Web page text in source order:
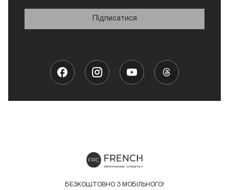
Підписатися
БЕЗКОШТОВНО З МОБІЛЬНОГО!